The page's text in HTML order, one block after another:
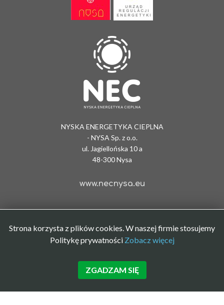
NYSKA ENERGETYKA CIEPLNA
- NYSA Sp. z o.o.
ul. Jagiellońska 10 a
48-300 Nysa
www.necnysa.eu
Polityka prywatności|BIP
Strona korzysta z plików cookies. W naszej firmie stosujemy
Politykę prywatności Zobacz więcej
ZGADZAM SIĘ